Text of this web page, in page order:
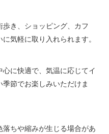
歩き、ショッピング、カフ
気軽に取り入れられます。
心に快適で、気温に応じてイ
節でお楽しみいただけま
落ちや縮みが生じる場合があ